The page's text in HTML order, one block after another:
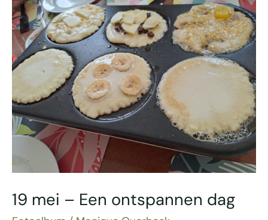
19 mei – Een ontspannen dag
mei
–
Een
ontspannen